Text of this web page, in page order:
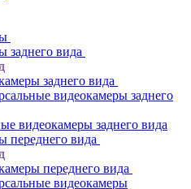
заднего вида
заднего вида
видеокамеры заднего
видеокамеры заднего вида
переднего вида
переднего вида
видеокамеры